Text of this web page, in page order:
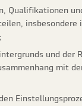
Qualifikationen
insbesondere
und der
mit